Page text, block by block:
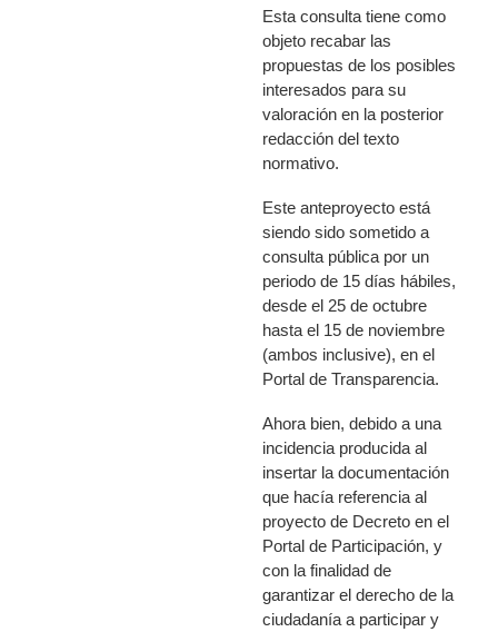
Esta consulta tiene como
objeto recabar las
propuestas de los posibles
interesados para su
valoración en la posterior
redacción del texto
normativo.
Este anteproyecto está
siendo sido sometido a
consulta pública por un
periodo de 15 días hábiles,
desde el 25 de octubre
hasta el 15 de noviembre
(ambos inclusive), en el
Portal de Transparencia.
Ahora bien, debido a una
incidencia producida al
insertar la documentación
que hacía referencia al
proyecto de Decreto en el
Portal de Participación, y
con la finalidad de
garantizar el derecho de la
ciudadanía a participar y